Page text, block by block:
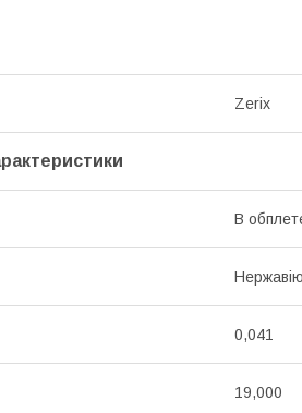
Zerix
В
0,041
19,000